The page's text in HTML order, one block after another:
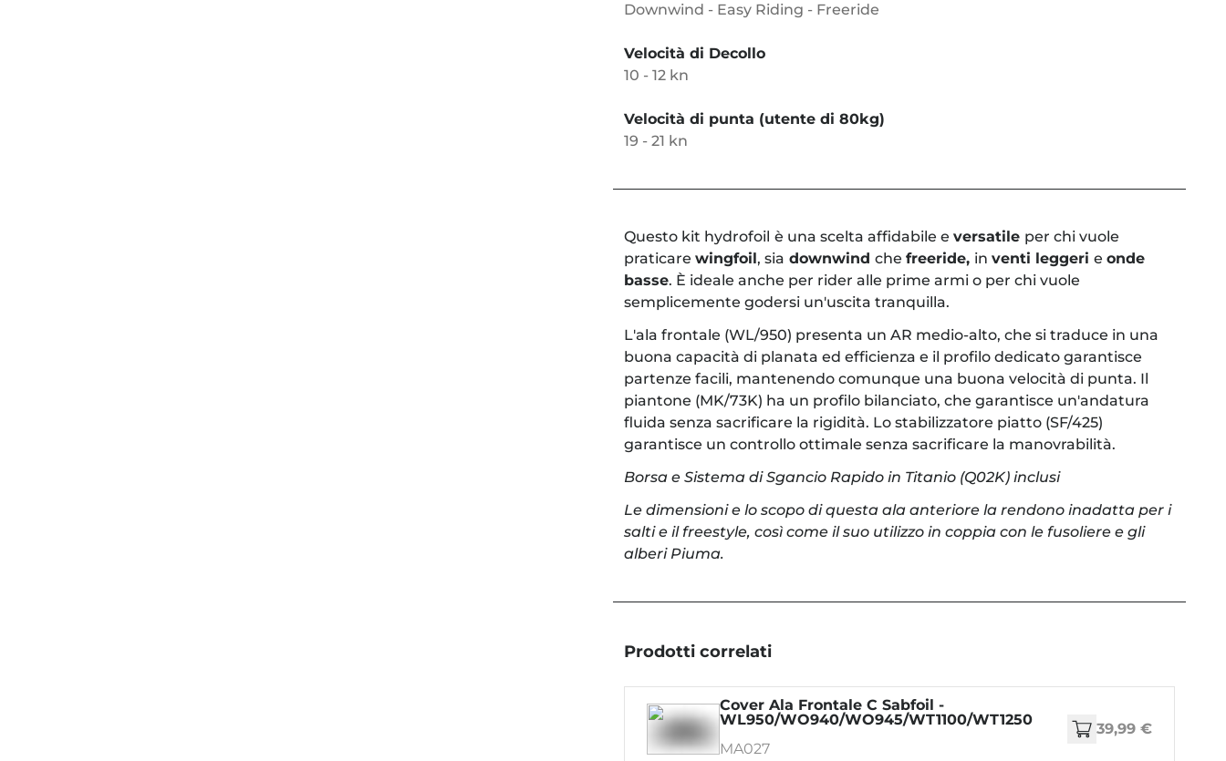
Downwind - Easy Riding - Freeride
Velocità di Decollo
10 - 12 kn
Velocità di punta (utente di 80kg)
19 - 21 kn
Questo kit hydrofoil è una scelta affidabile e versatile per chi vuole
praticare wingfoil, sia downwind che freeride, in venti leggeri e onde
basse. È ideale anche per rider alle prime armi o per chi vuole
semplicemente godersi un'uscita tranquilla.
L'ala frontale (WL/950) presenta un AR medio-alto, che si traduce in una
buona capacità di planata ed efficienza e il profilo dedicato garantisce
partenze facili, mantenendo comunque una buona velocità di punta. Il
piantone (MK/73K) ha un profilo bilanciato, che garantisce un'andatura
fluida senza sacrificare la rigidità. Lo stabilizzatore piatto (SF/425)
garantisce un controllo ottimale senza sacrificare la manovrabilità.
Borsa e Sistema di Sgancio Rapido in Titanio (Q02K) inclusi
Le dimensioni e lo scopo di questa ala anteriore la rendono inadatta per i
salti e il freestyle, così come il suo utilizzo in coppia con le fusoliere e gli
alberi Piuma.
Prodotti correlati
Cover Ala Frontale C Sabfoil -
WL950/WO940/WO945/WT1100/WT1250
MA027
39,99 €